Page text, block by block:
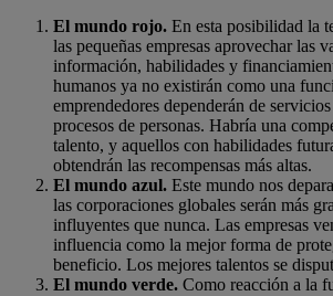
El mundo rojo. En esta posibilidad la
las pequeñas empresas aprovechar las
información, habilidades y
humanos ya no existirán como una
emprendedores dependerán de
procesos de personas. Habría una
talento, y aquellos con habilidades
obtendrán las recompensas más altas.
El mundo azul. Este mundo nos
las corporaciones globales serán más
influyentes que nunca. Las empresas
influencia como la mejor forma de
beneficio. Los mejores talentos se
El mundo verde. Como reacción a la